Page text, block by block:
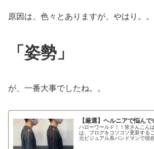
原因は、色々とありますが、やはり。。
「姿勢」
が、一番大事でしたね。。
【厳選】ヘルニアで悩ん
ハローワールド！！皆さんこん
は、ブログをコソコソ更新する
元ビジュアル系バンドマンで現